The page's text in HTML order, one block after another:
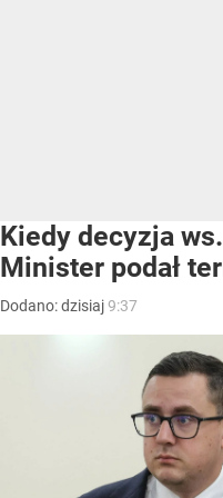
Kiedy decyzja
Minister podał
Dodano:dzisiaj9:37